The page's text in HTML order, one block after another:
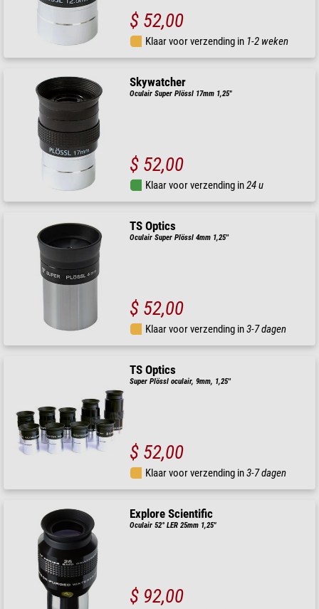
$ 52,00
Klaar voor verzending in 1-2 weken
Skywatcher
Oculair Super Plössl 17mm 1,25"
$ 52,00
Klaar voor verzending in24 u
TS Optics
Oculair Super Plössl 4mm 1,25''
$ 52,00
Klaar voor verzending in3-7 dagen
TS Optics
Super Plössl oculair, 9mm, 1,25''
$ 52,00
Klaar voor verzending in3-7 dagen
Explore Scientific
Oculair 52° LER 25mm 1,25"
$ 92,00